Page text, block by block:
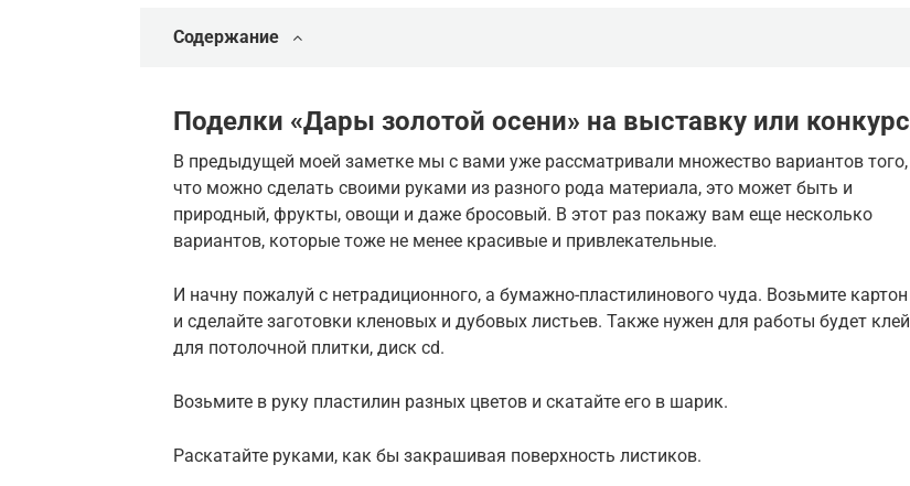
Содержание
Поделки «Дары золотой осени» на выставку или конкурс
В предыдущей моей заметке мы с вами уже рассматривали множество вариантов того,
что можно сделать своими руками из разного рода материала, это может быть и
природный, фрукты, овощи и даже бросовый. В этот раз покажу вам еще несколько
вариантов, которые тоже не менее красивые и привлекательные.
И начну пожалуй с нетрадиционного, а бумажно-пластилинового чуда. Возьмите картон
и сделайте заготовки кленовых и дубовых листьев. Также нужен для работы будет клей
для потолочной плитки, диск сd.
Возьмите в руку пластилин разных цветов и скатайте его в шарик.
Раскатайте руками, как бы закрашивая поверхность листиков.